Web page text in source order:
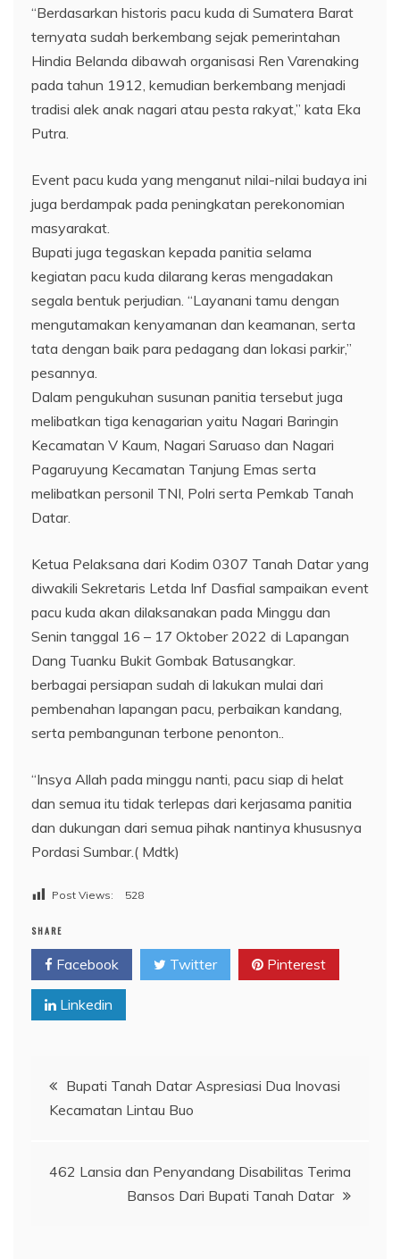
“Berdasarkan historis pacu kuda di Sumatera Barat
ternyata sudah berkembang sejak pemerintahan
Hindia Belanda dibawah organisasi Ren Varenaking
pada tahun 1912, kemudian berkembang menjadi
tradisi alek anak nagari atau pesta rakyat,” kata Eka
Putra.
Event pacu kuda yang menganut nilai-nilai budaya ini
juga berdampak pada peningkatan perekonomian
masyarakat.
Bupati juga tegaskan kepada panitia selama
kegiatan pacu kuda dilarang keras mengadakan
segala bentuk perjudian. “Layanani tamu dengan
mengutamakan kenyamanan dan keamanan, serta
tata dengan baik para pedagang dan lokasi parkir,”
pesannya.
Dalam pengukuhan susunan panitia tersebut juga
melibatkan tiga kenagarian yaitu Nagari Baringin
Kecamatan V Kaum, Nagari Saruaso dan Nagari
Pagaruyung Kecamatan Tanjung Emas serta
melibatkan personil TNI, Polri serta Pemkab Tanah
Datar.
Ketua Pelaksana dari Kodim 0307 Tanah Datar yang
diwakili Sekretaris Letda Inf Dasfial sampaikan event
pacu kuda akan dilaksanakan pada Minggu dan
Senin tanggal 16 – 17 Oktober 2022 di Lapangan
Dang Tuanku Bukit Gombak Batusangkar.
berbagai persiapan sudah di lakukan mulai dari
pembenahan lapangan pacu, perbaikan kandang,
serta pembangunan terbone penonton..
“Insya Allah pada minggu nanti, pacu siap di helat
dan semua itu tidak terlepas dari kerjasama panitia
dan dukungan dari semua pihak nantinya khususnya
Pordasi Sumbar.( Mdtk)
Post Views: 528
SHARE
Facebook Twitter Pinterest
Linkedin
Navigasi
pos
Bupati Tanah Datar Aspresiasi Dua Inovasi
Kecamatan Lintau Buo
462 Lansia dan Penyandang Disabilitas Terima
Bansos Dari Bupati Tanah Datar